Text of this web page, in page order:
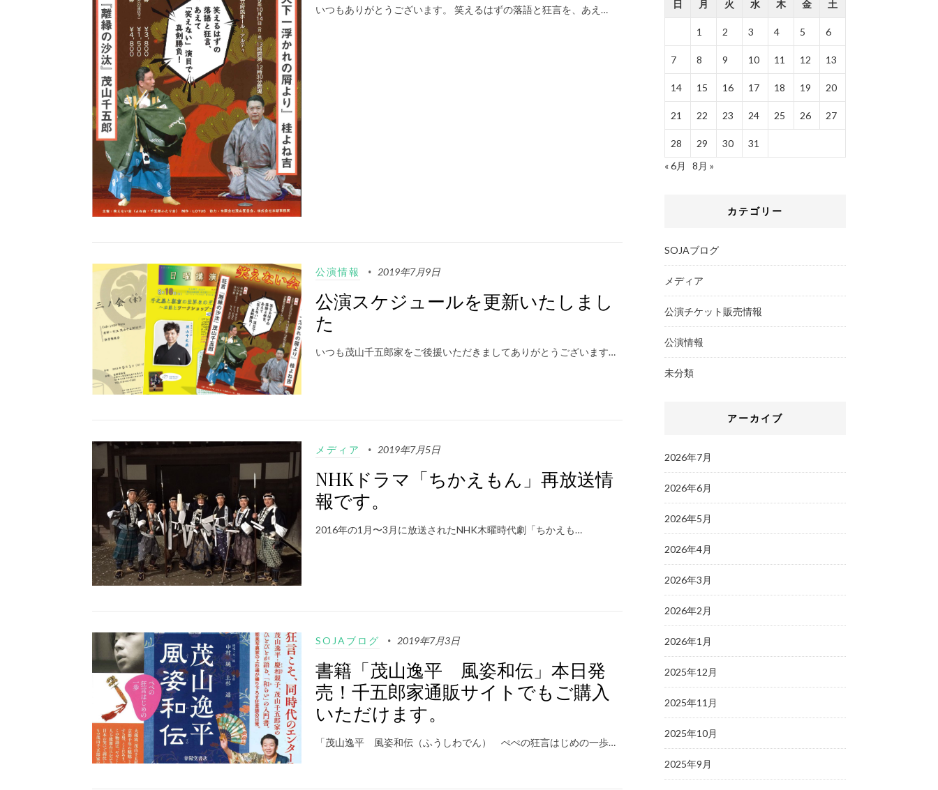
いつもありがとうございます。 笑えるはずの落語と狂言を、あえ…
公演情報 2019年7月9日
公演スケジュールを更新いたしまし
た
いつも茂山千五郎家をご後援いただきましてありがとうございます…
メディア 2019年7月5日
NHKドラマ「ちかえもん」再放送情
報です。
2016年の1月〜3月に放送されたNHK木曜時代劇「ちかえも…
SOJAブログ 2019年7月3日
書籍「茂山逸平 風姿和伝」本日発
売！千五郎家通販サイトでもご購入
いただけます。
「茂山逸平 風姿和伝（ふうしわでん） ぺぺの狂言はじめの一歩…
日
月 火 水 木 金 土
1 2 3 4 5 6
7 8 9 10 11 12 13
14 15 16 17 18 19 20
21 22 23 24 25 26 27
28 29 30
31
« 6月
8月 »
カテゴリー
SOJAブログ
メディア
公演チケット販売情報
公演情報
未分類
アーカイブ
2026年7月
2026年6月
2026年5月
2026年4月
2026年3月
2026年2月
2026年1月
2025年12月
2025年11月
2025年10月
2025年9月